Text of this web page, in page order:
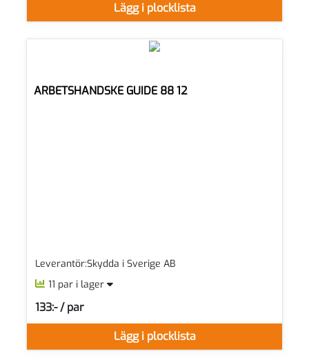
Lägg i plocklista
ARBETSHANDSKE GUIDE 88 12
Leverantör:Skydda i Sverige AB
11 par i lager
Lägg i plocklista
133:- / par
SEK per PAR